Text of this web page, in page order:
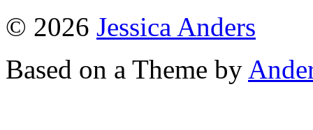
© 2026 Jessica Anders
Based on a Theme by